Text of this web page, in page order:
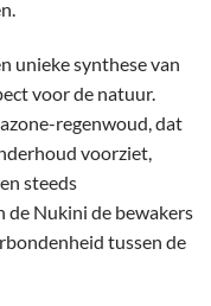
unieke synthese van
voor de natuur.
regenwoud, dat
voorziet,
steeds
de Nukini de bewakers
tussen de